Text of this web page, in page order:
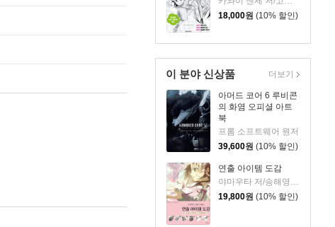
18,000원 (10% 할인)
이 분야 신상품
아머드 코어 6 루비콘
의 화염 오피셜 아트
북
프롬 소프트웨어 원저
39,600원 (10% 할인)
연출 아이템 도감
19,800원 (10% 할인)
더보기